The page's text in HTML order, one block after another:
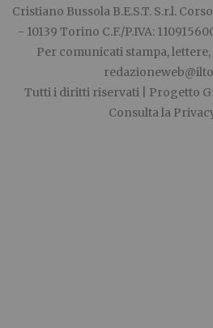
Cristiano Bussola B.E.S.T. S.r.l.
- 10139 Torino C.F./P.IVA:
Per comunicati stampa,
Tutti i diritti riservati | Progetto
Consulta la